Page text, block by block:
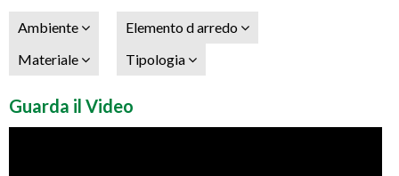
Ambiente
Elemento d arredo
Materiale
Tipologia
Guarda il Video